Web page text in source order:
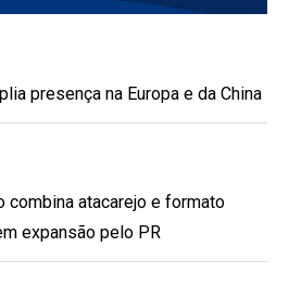
presença na Europa e da China
combina atacarejo e formato
expansão pelo PR